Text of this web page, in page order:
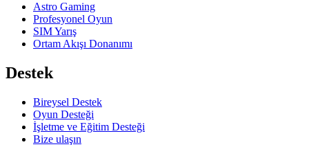
Astro Gaming
Profesyonel Oyun
SIM Yarış
Ortam Akışı Donanımı
Destek
Bireysel Destek
Oyun Desteği
İşletme ve Eğitim Desteği
Bize ulaşın